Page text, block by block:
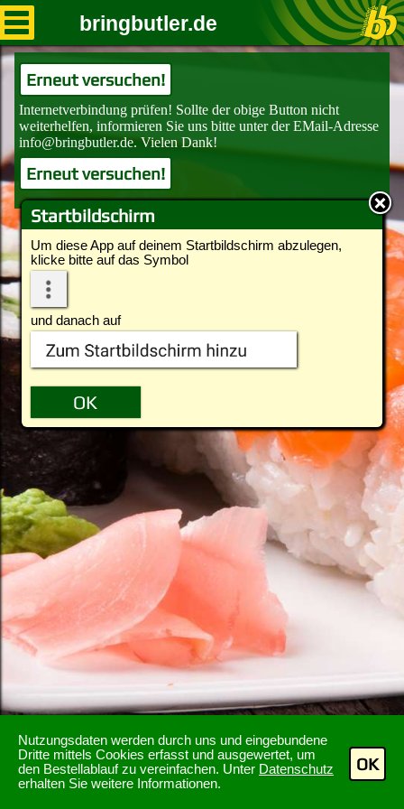
Nutzungsdaten werden durch uns und eingebundene
Dritte mittels Cookies erfasst und ausgewertet, um
den Bestellablauf zu vereinfachen. Unter Datenschutz
erhalten Sie weitere Informationen.
OK
Startbildschirm
Um diese App auf deinem Startbildschirm abzulegen,
klicke bitte auf das Symbol
und danach auf
bringbutler.de
Erneut versuchen!
Erneut versuchen!